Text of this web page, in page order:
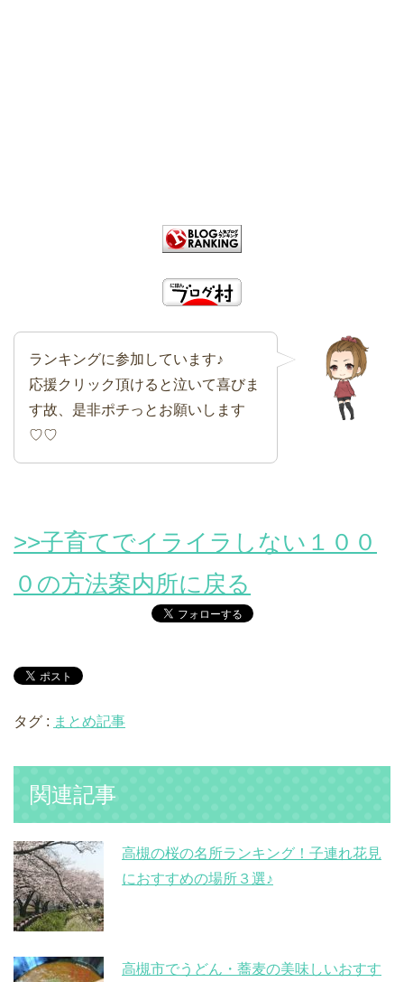
ランキングに参加しています♪
応援クリック頂けると泣いて喜びま
す故、是非ポチっとお願いします
♡♡
>>子育てでイライラしない１００
０の方法案内所に戻る
タグ : まとめ記事
関連記事
高槻の桜の名所ランキング！子連れ花見
におすすめの場所３選♪
高槻市でうどん・蕎麦の美味しいおすす